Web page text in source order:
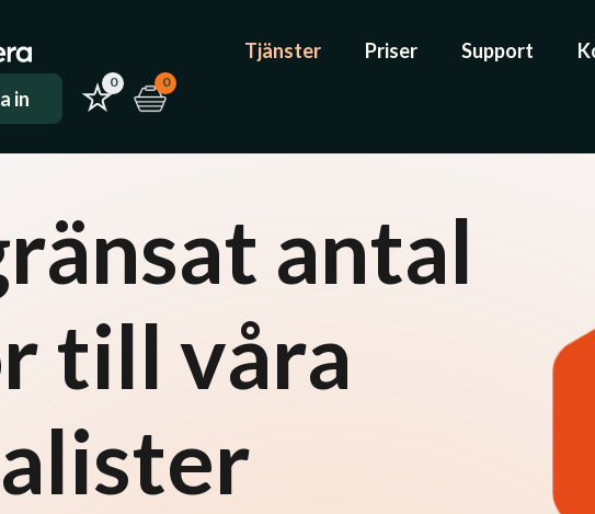
Tjänster Priser Support
in
0 0
antal
till våra